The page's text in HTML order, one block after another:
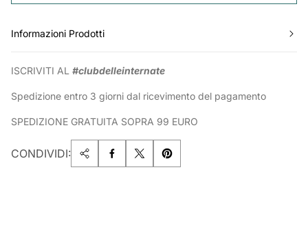
Informazioni Prodotti
ISCRIVITI AL #clubdelleinternate
Spedizione entro 3 giorni dal ricevimento del pagamento
SPEDIZIONE GRATUITA SOPRA 99 EURO
CONDIVIDI: